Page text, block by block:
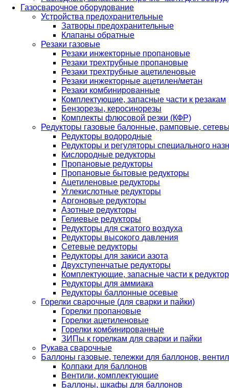
Газосварочное оборудование
Устройства предохранительные
Затворы предохранительные
Клапаны обратные
Резаки газовые
Резаки инжекторные пропановые
Резаки трехтрубные пропановые
Резаки трехтрубные ацетиленовые
Резаки инжекторные ацетилен/метан
Резаки комбинированные
Комплектующие, запасные части к резакам
Бензорезы, керосинорезы
Комплекты флюсовой резки (КФР)
Редукторы газовые балонные, рамповые,
Редукторы водородные
Редукторы и регуляторы специального
Кислородные редукторы
Пропановые редукторы
Пропановые бытовые редукторы
Ацетиленовые редукторы
Углекислотные редукторы
Аргоновые редукторы
Азотные редукторы
Гелиевые редукторы
Редукторы для сжатого воздуха
Редукторы высокого давления
Сетевые редукторы
Редукторы для закиси азота
Двухступенчатые редукторы
Комплектующие, запасные части к
Редукторы для аммиака
Редукторы баллонные осевые
Горелки сварочные (для сварки и пайки)
Горелки пропановые
Горелки ацетиленовые
Горелки комбинированные
ЗИПы к горелкам для сварки и пайки
Рукава сварочные
Баллоны газовые, тележки для баллонов,
Колпаки для баллонов
Вентили, комплектующие
Баллоны, шкафы для баллонов